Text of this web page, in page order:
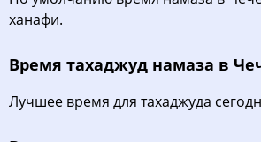
22, Сб
23, Вс 03:39 05:11 12:00
24, Пн 03:40 05:12 11:59
ханафи.
Время тахаджуд намаза в
Лучшее время для тахаджуда